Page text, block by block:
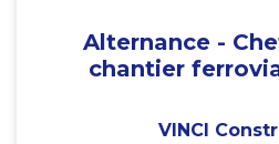
Alternance -
chantier
VINCI